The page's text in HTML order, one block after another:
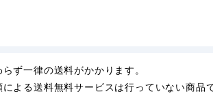
ず一律の送料がかかります。
よる送料無料サービスは行っていない商品